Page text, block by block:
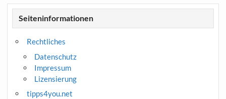
Seiteninformationen
Rechtliches
Datenschutz
Impressum
Lizensierung
tipps4you.net